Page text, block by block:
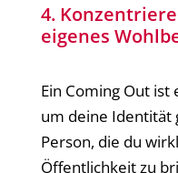
4.
eigenes
Ein Coming Out ist
um deine Identität
Person, die du
Öffentlichkeit zu